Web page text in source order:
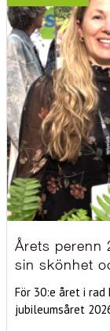
Årets perenn
sin skönhet
För 30:e året i
jubileumsåret